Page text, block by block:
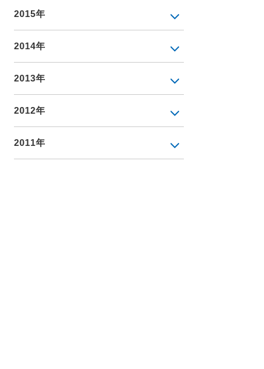
2015年
2014年
2013年
2012年
2011年